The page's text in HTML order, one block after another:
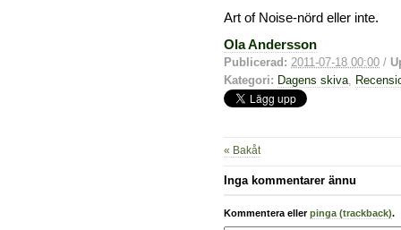
Art of Noise-nörd eller inte.
Ola Andersson
Publicerad: 2011-07-18 00:00 /
Kategori: Dagens skiva,
« Bakåt
Inga kommentarer ännu
Kommentera ellerpinga (trackback).